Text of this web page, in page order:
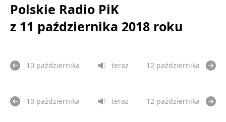
Polskie Radio PiK
z 11 października 2018 roku
10 października teraz 12 października
10 października teraz 12 października